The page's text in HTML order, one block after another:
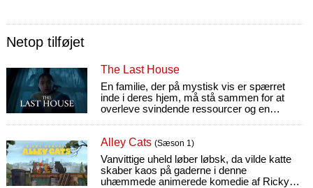
Netop tilføjet
The Last House
En familie, der på mystisk vis er spærret
inde i deres hjem, må stå sammen for at
overleve svindende ressourcer og en
Alley Cats (Sæson 1)
Vanvittige uheld løber løbsk, da vilde katte
skaber kaos på gaderne i denne
uhæmmede animerede komedie af Ricky